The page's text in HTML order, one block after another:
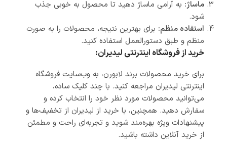
ماساژ: به آرامی ماساژ دهید تا محصول به خوبی جذب
شود.
استفاده منظم: برای بهترین نتیجه، محصولات را به صورت
منظم و طبق دستورالعمل استفاده کنید.
خرید از فروشگاه اینترنتی لیدیران:
برای خرید محصولات برند لابورن، به وب‌سایت فروشگاه
اینترنتی لیدیران مراجعه کنید. با چند کلیک ساده،
می‌توانید محصولات مورد نظر خود را انتخاب کرده و
سفارش دهید. همچنین، با خرید از لیدیران از تخفیف‌ها و
پیشنهادات ویژه بهره‌مند شوید و تجربه‌ای راحت و مطمئن
از خرید آنلاین داشته باشید.